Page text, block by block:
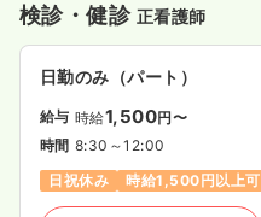
検診・健診 正看護師
日勤のみ（パート）
給与 時給1,500円〜
時間 8:30～12:00
日祝休み
時給1,500円以上可